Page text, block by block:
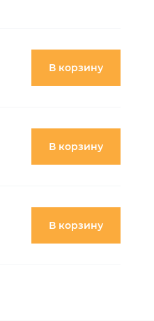
В корзину
В корзину
В корзину